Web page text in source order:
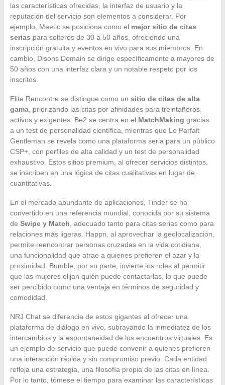
las características ofrecidas, la interfaz de usuario y la
reputación del servicio son elementos a considerar. Por
ejemplo, Meetic se posiciona como el mejor sitio de citas
serias para solteros de 30 a 50 años, ofreciendo una
inscripción gratuita y eventos en vivo para sus miembros. En
cambio, Disons Demain se dirige específicamente a mayores de
50 años con una interfaz clara y un notable respeto por los
inscritos.
Elite Rencontre se distingue como un sitio de citas de alta
gama, priorizando las citas por afinidades para treintañeros
activos y exigentes. Be2 se centra en el MatchMaking gracias
a un test de personalidad científica, mientras que Le Parfait
Gentleman se revela como una plataforma seria para un público
CSP+, con perfiles de alta calidad y un test de personalidad
exhaustivo. Estos sitios premium, al ofrecer servicios distintos,
se inscriben en una lógica de citas cualitativas en lugar de
cuantitativas.
En el mercado abundante de aplicaciones, Tinder se ha
convertido en una referencia mundial, conocida por su sistema
de Swipe y Match , adecuado tanto para citas serias como para
relaciones más ligeras. Happn, al aprovechar la geolocalización,
permite reencontrar personas cruzadas en la vida cotidiana,
una funcionalidad que atrae a quienes prefieren el azar y la
proximidad. Bumble, por su parte, invierte los roles al permitir
que las mujeres elijan quién puede contactarlas, lo que puede
ser percibido como una ventaja en términos de seguridad y
comodidad.
NRJ Chat se diferencia de estos gigantes al ofrecer una
plataforma de diálogo en vivo, subrayando la inmediatez de los
intercambios y la espontaneidad de los encuentros virtuales. Es
un ejemplo de servicio que puede convenir a quienes prefieren
una interacción rápida y sin compromiso previo. Cada entidad
refleja una estrategia, una filosofía propia de las citas en línea.
Por lo tanto, tómese el tiempo para examinar las características